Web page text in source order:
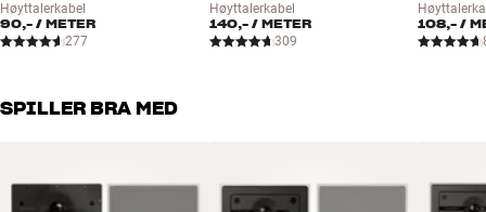
Høyttalerkabel
90,- / METER
277
Høyttalerkabel
140,-/ METER
309
108,- /
SPILLER BRA MED